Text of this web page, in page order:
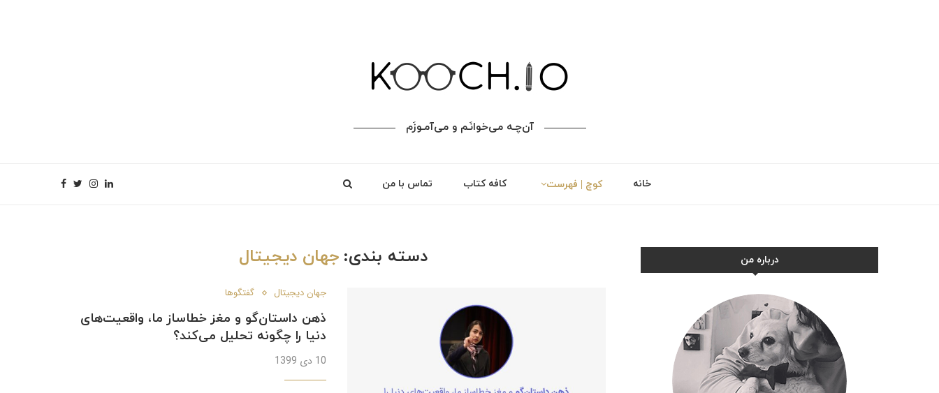
آن‌چـه می‌خوانَـم و می‌آمـوزَم
خانه کوچ | فهرست کافه کتاب تماس با من
دسته بندی: جهان دیجیتال
جهان دیجیتال گفتگوها
ذهن داستان‌گو و مغز خطاساز ما، واقعیت‌های
دنیا را چگونه تحلیل می‌کند؟
10 دی 1399
درباره من